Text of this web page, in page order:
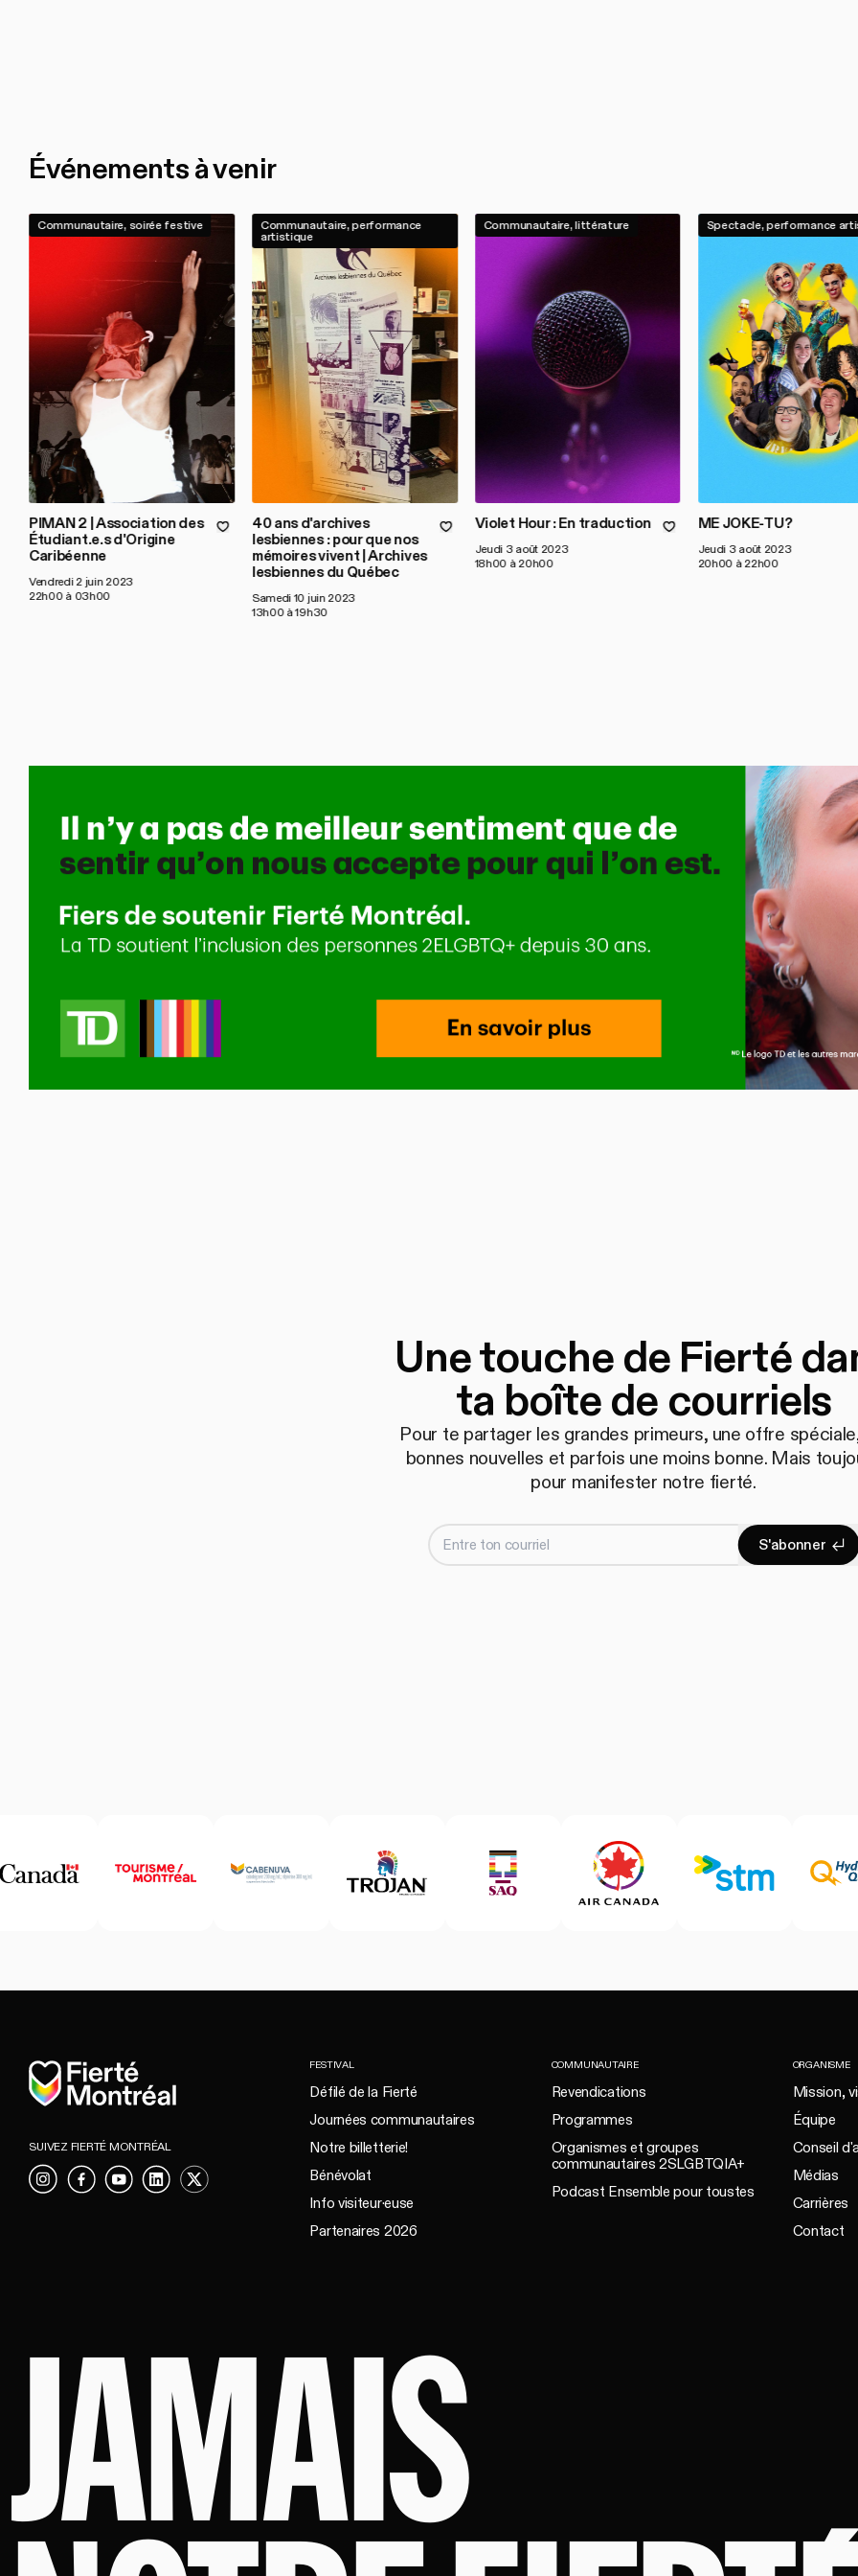
Événements à venir
Communautaire, soirée festive
PIMAN 2 | Association des
Étudiant.e.s d'Origine
Caribéenne
Vendredi 2 juin 2023
22h00 à 03h00
Communautaire, performance
artistique
40 ans d'archives
lesbiennes : pour que nos
mémoires vivent | Archives
lesbiennes du Québec
Samedi 10 juin 2023
13h00 à 19h30
Communautaire, littérature
Violet Hour : En traduction
Jeudi 3 août 2023
18h00 à 20h00
Spectacle, performance
ME JOKE-TU?
Jeudi 3 août 2023
20h00 à 22h00
Une touche de Fierté
ta boîte de courriels
Pour te partager les grandes primeurs, une offre
bonnes nouvelles et parfois une moins bonne. Mais
pour manifester notre fierté.
Entre ton courriel S'abonner
S'abonner
Accueil
SUIVEZ FIERTÉ MONTRÉAL
InstagramFacebookYouTubeLinkedIn
X
FESTIVAL
Défilé de la Fierté
Journées communautaires
Notre billetterie!
Bénévolat
Info visiteur·euse
Partenaires 2026
COMMUNAUTAIRE
Revendications
Programmes
Organismes et groupes
communautaires 2SLGBTQIA+
Podcast Ensemble pour toustes
ORGANISME
Mission,
Équipe
Conseil
Médias
Carrières
Contact
JAMAIS